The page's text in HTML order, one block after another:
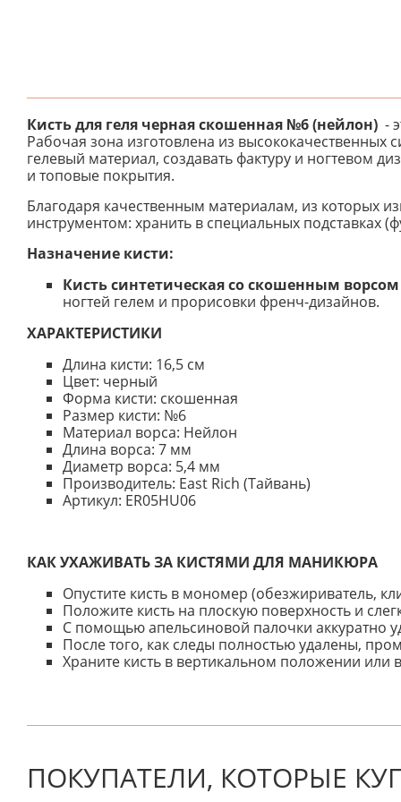
Кисть для геля черная скошенная №6 (нейлон) -
Рабочая зона изготовлена из
гелевый материал, создавать фактуру и ногтевом
и топовые покрытия.
Благодаря качественным материалам, из которых
инструментом: хранить в специальных подставках
Назначение кисти:
Кисть синтетическая со скошенным
ногтей гелем и прорисовки френч-дизайнов.
ХАРАКТЕРИСТИКИ
Длина кисти: 16,5 cм
Цвет: черный
Форма кисти: скошенная
Размер кисти: №6
Материал ворса: Нейлон
Длина ворса: 7 мм
Диаметр ворса: 5,4 мм
Производитель: East Rich (Тайвань)
Артикул: ER05HU06
КАК УХАЖИВАТЬ ЗА КИСТЯМИ ДЛЯ МАНИКЮРА
Опустите кисть в мономер (обезжириватель,
Положите кисть на плоскую поверхность и
С помощью апельсиновой палочки аккуратно
После того, как следы полностью удалены,
Храните кисть в вертикальном положении или
К настоящему времени нет отзывов. Вы можете
ПОКУПАТЕЛИ, КОТОРЫЕ